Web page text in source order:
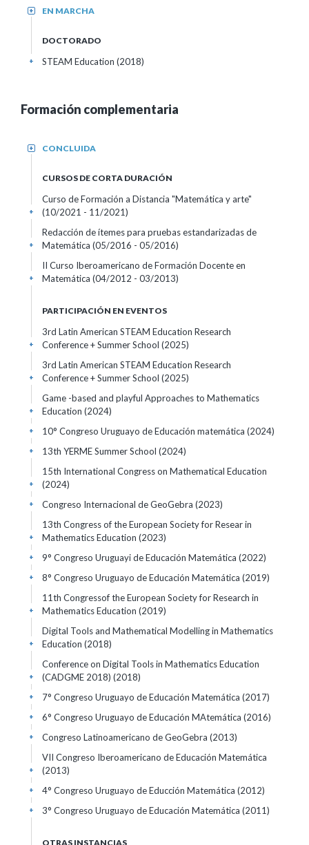
EN MARCHA
+
DOCTORADO
STEAM Education (2018)
+
Formación complementaria
CONCLUIDA
+
CURSOS DE CORTA DURACIÓN
Curso de Formación a Distancia "Matemática y arte"
(10/2021 - 11/2021)
+
Redacción de ítemes para pruebas estandarizadas de
Matemática (05/2016 - 05/2016)
+
II Curso Iberoamericano de Formación Docente en
Matemática (04/2012 - 03/2013)
+
PARTICIPACIÓN EN EVENTOS
3rd Latin American STEAM Education Research
Conference + Summer School (2025)
+
3rd Latin American STEAM Education Research
Conference + Summer School (2025)
+
Game -based and playful Approaches to Mathematics
Education (2024)
+
10° Congreso Uruguayo de Educación matemática (2024)
+
13th YERME Summer School (2024)
+
15th International Congress on Mathematical Education
(2024)
+
Congreso Internacional de GeoGebra (2023)
+
13th Congress of the European Society for Resear in
Mathematics Education (2023)
+
9° Congreso Uruguayi de Educación Matemática (2022)
+
8° Congreso Uruguayo de Educación Matemática (2019)
+
11th Congressof the European Society for Research in
Mathematics Education (2019)
+
Digital Tools and Mathematical Modelling in Mathematics
Education (2018)
+
Conference on Digital Tools in Mathematics Education
(CADGME 2018) (2018)
+
7° Congreso Uruguayo de Educación Matemática (2017)
+
6° Congreso Uruguayo de Educación MAtemática (2016)
+
Congreso Latinoamericano de GeoGebra (2013)
+
VII Congreso Iberoamericano de Educación Matemática
(2013)
+
4° Congreso Uruguayo de Educción Matemática (2012)
+
3° Congreso Uruguayo de Educación Matemática (2011)
+
OTRAS INSTANCIAS